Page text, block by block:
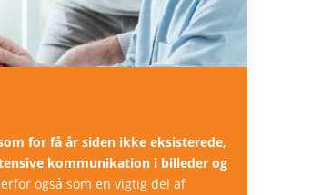
for få år siden ikke eksisterede,
kommunikation i billeder og
også som en vigtig del af